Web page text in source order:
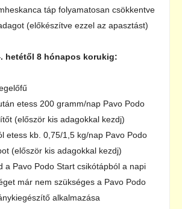
táp folyamatosan csökkentve
(előkészítve ezzel az apasztást)
hetétől 8 hónapos korukig:
etess 200 gramm/nap Pavo Podo
(először kis adagokkal kezdj)
etess kb. 0,75/1,5 kg/nap Pavo Podo
(először kis adagokkal kezdj)
a Pavo Podo Start csikótápból a napi
már nem szükséges a Pavo Podo
alkalmazása